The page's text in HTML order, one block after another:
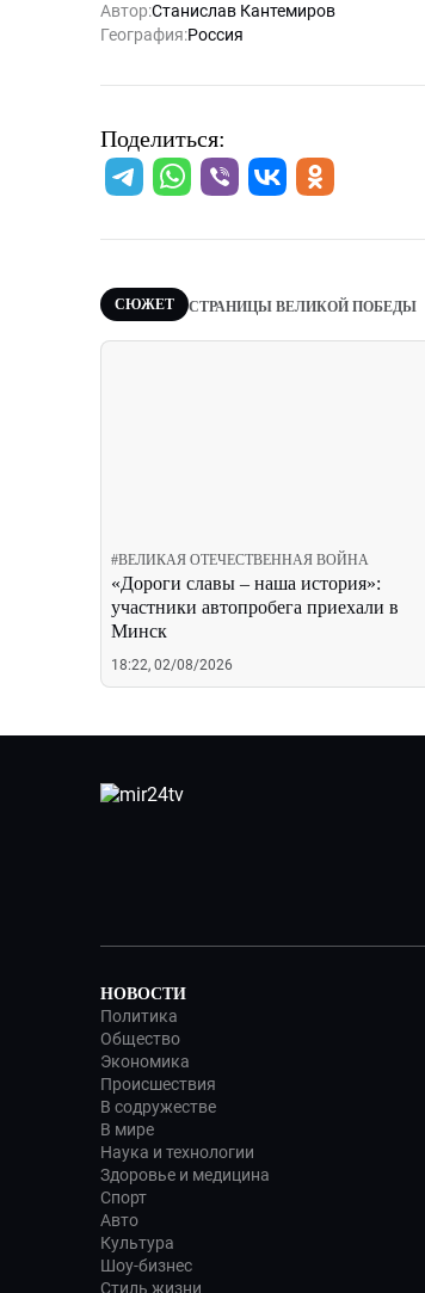
Автор:Станислав Кантемиров
География:Россия
Поделиться:
СЮЖЕТ СТРАНИЦЫ ВЕЛИКОЙ ПОБЕДЫ
#ВЕЛИКАЯ ОТЕЧЕСТВЕННАЯ ВОЙНА
«Дороги славы – наша история»:
участники автопробега приехали в
Минск
18:22, 02/08/2026
НОВОСТИ
Политика
Общество
Экономика
Происшествия
В содружестве
В мире
Наука и технологии
Здоровье и медицина
Спорт
Авто
Культура
Шоу-бизнес
Стиль жизни